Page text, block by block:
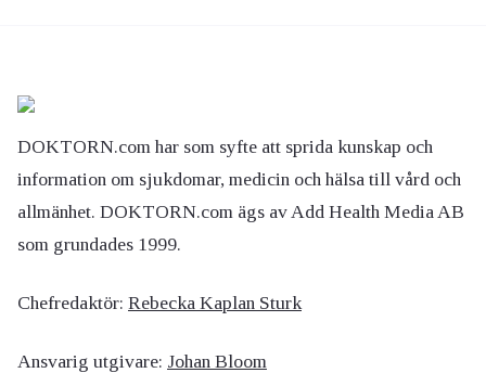
DOKTORN.com har som syfte att sprida kunskap och
information om sjukdomar, medicin och hälsa till vård och
allmänhet. DOKTORN.com ägs av Add Health Media AB
som grundades 1999.
Chefredaktör: Rebecka Kaplan Sturk
Ansvarig utgivare: Johan Bloom